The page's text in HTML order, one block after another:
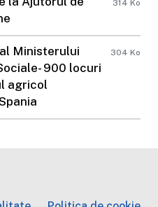
314 Ko
Ministerului
900 locuri
agricol
304 Ko